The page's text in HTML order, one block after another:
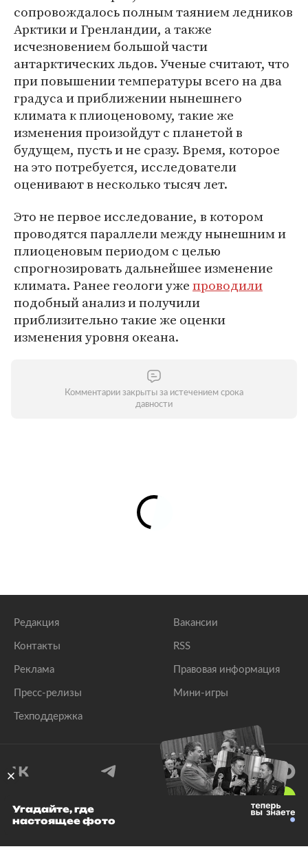
сопровождалось полным таянием ледников
Арктики и Гренландии, а также
исчезновением большой части
антарктических льдов. Ученые считают, что
при повышении температуры всего на два
градуса и приближении нынешнего
климата к плиоценовому, такие же
изменения произойдут с планетой в
будущем, пусть и не сразу. Время, которое
на это потребуется, исследователи
оценивают в несколько тысяч лет.
Это не первое исследование, в котором
проводятся параллели между нынешним и
плиоценовым периодом с целью
спрогнозировать дальнейшее изменение
климата. Ранее геологи ужепроводили
подобный анализ и получили
приблизительно такие же оценки
изменения уровня океана.
Комментарии закрыты за истечением срока
давности
Редакция
Контакты
Реклама
Пресс-релизы
Техподдержка
Вакансии
RSS
Правовая информация
Мини-игры
© 1999–2026 Все права защищены.
Угадайте, где
настоящее фото